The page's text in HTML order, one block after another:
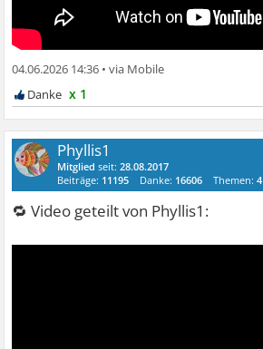
04.06.2026 14:36 •
x 1
Phyllis1
Mitglied seit:28.08.2017
Beiträge: 11195 Danke: 16606 Themen:4
🔁 Video geteilt von Phyllis1: